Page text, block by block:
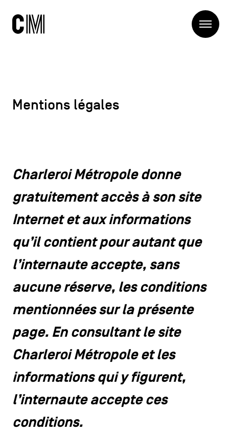
Charleroi
Métropole
La Métropole
Se former
Visiter
Contact
Navigation
MENTIONS LÉGALES
COOKIES POLICY
POLITIQUE VIE PRIVÉE
FacebookInstagramYoutubeLinkedIn
FR NL EN
Mentions légales
Charleroi Métropole donne
gratuitement accès à son site
Internet et aux informations
qu’il contient pour autant que
l’internaute accepte, sans
aucune réserve, les conditions
mentionnées sur la présente
page. En consultant le site
Charleroi Métropole et les
informations qui y figurent,
l’internaute accepte ces
conditions.